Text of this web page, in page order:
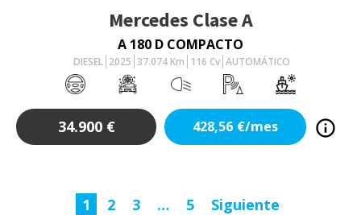
Mercedes Clase A
A 180 D COMPACTO
DIESEL 2025 37.074 Km 116 Cv AUTOMÁTICO
34.900 € 428,56 €/mes
1 2 3 … 5 Siguiente